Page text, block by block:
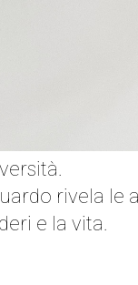
rivela le
e la vita.